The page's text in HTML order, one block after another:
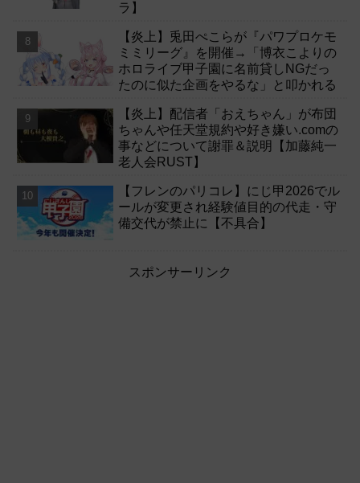
ラ】
【炎上】兎田ぺこらが『パワプロケモ
ミミリーグ』を開催→「博衣こよりの
ホロライブ甲子園に名前貸しNGだっ
たのに似た企画をやるな」と叩かれる
【炎上】配信者「おえちゃん」が布団
ちゃんや任天堂規約や好き嫌い.comの
事などについて謝罪＆説明【加藤純一
老人会RUST】
【フレンのパリコレ】にじ甲2026でル
ールが変更され経験値目的の代走・守
備交代が禁止に【不具合】
スポンサーリンク